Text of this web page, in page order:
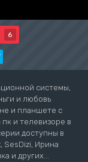
6
системы,
и любовь
и планшете с
и телевизоре в
доступны в
SesDizi, Ирина
и других...